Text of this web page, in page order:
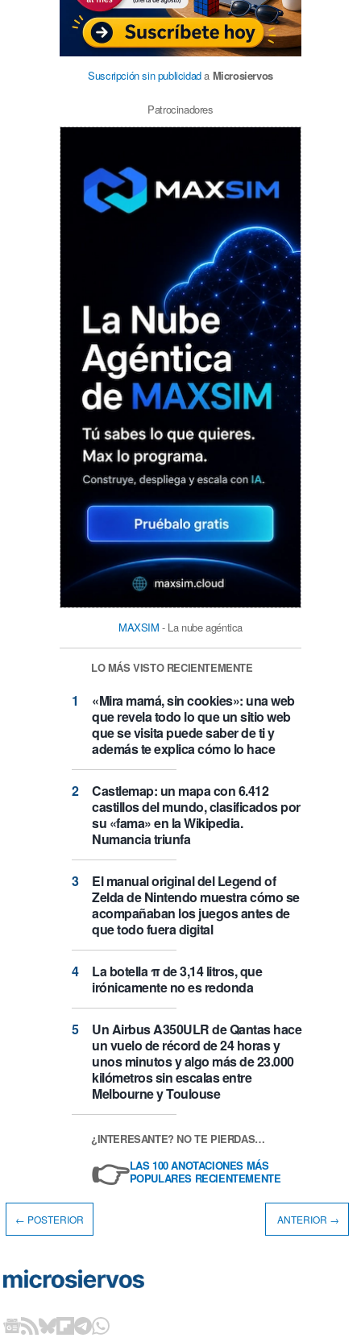
Suscripción sin publicidada Microsiervos
Patrocinadores
MAXSIM - La nube agéntica
LO MÁS VISTO RECIENTEMENTE
«Mira mamá, sin cookies»: una web
que revela todo lo que un sitio web
que se visita puede saber de ti y
además te explica cómo lo hace
Castlemap: un mapa con 6.412
castillos del mundo, clasificados por
su «fama» en la Wikipedia.
Numancia triunfa
El manual original del Legend of
Zelda de Nintendo muestra cómo se
acompañaban los juegos antes de
que todo fuera digital
La botella π de 3,14 litros, que
irónicamente no es redonda
Un Airbus A350ULR de Qantas hace
un vuelo de récord de 24 horas y
unos minutos y algo más de 23.000
kilómetros sin escalas entre
Melbourne y Toulouse
¿INTERESANTE? NO TE PIERDAS…
👉LAS 100 ANOTACIONES MÁS
POPULARES RECIENTEMENTE
← POSTERIOR ANTERIOR →